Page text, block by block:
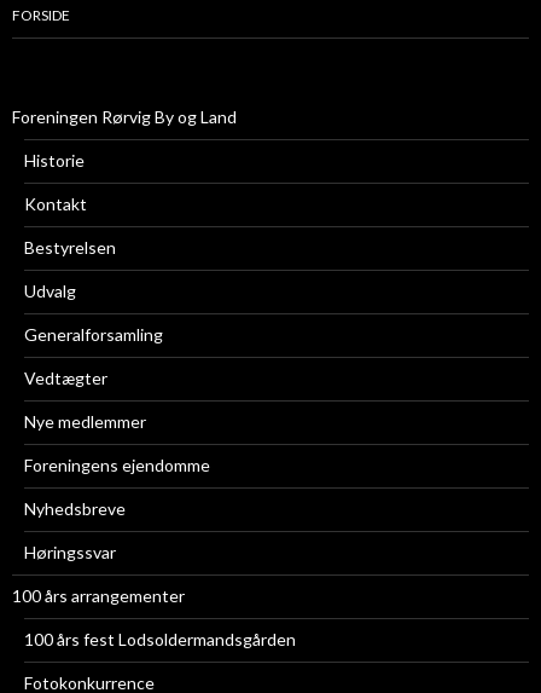
FORSIDE
Foreningen Rørvig By og Land
Historie
Kontakt
Bestyrelsen
Udvalg
Generalforsamling
Vedtægter
Nye medlemmer
Foreningens ejendomme
Nyhedsbreve
Høringssvar
100 års arrangementer
100 års fest Lodsoldermandsgården
Fotokonkurrence